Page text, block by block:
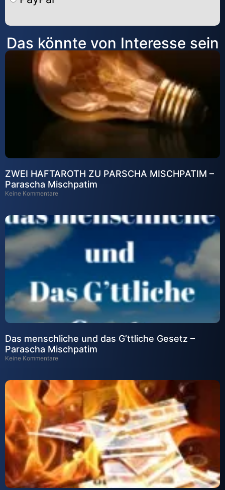
Alternative:
Das könnte von Interesse sein
ZWEI HAFTAROTH ZU PARSCHA MISCHPATIM –
Parascha Mischpatim
Keine Kommentare
Das menschliche und das G’ttliche Gesetz –
Parascha Mischpatim
Keine Kommentare